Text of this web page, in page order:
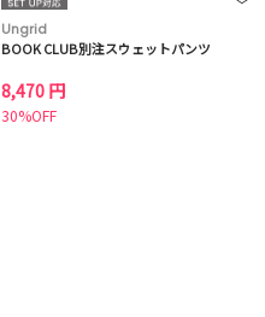
Ungrid
BOOK CLUB別注スウェットパンツ
8,470 円
30%OFF